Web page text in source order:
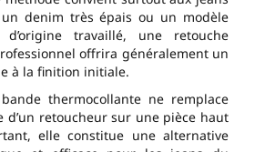
un denim très épais ou un modèle
travaillé, une retouche
offrira généralement un
à la finition initiale.
thermocollante ne remplace
d’un retoucheur sur une pièce haut
elle constitue une alternative